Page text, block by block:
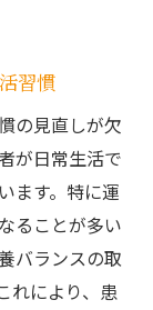
習慣
の見直しが欠
が日常生活で
ます。特に運
ることが多い
バランスの取
れにより、患